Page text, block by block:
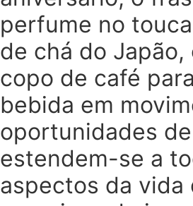
perfume no
de chá do Japão,
copo de café
bebida em
oportunidades
estendem-se a
aspectos da vida